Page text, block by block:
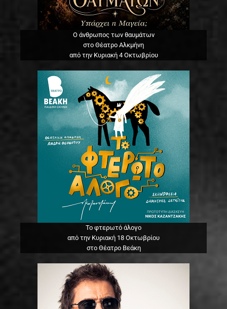
Ο άνθρωπος των θαυμάτων
στο Θέατρο Αλκμήνη
από την Κυριακή 4 Οκτωβρίου
Το φτερωτό άλογο
από την Κυριακή 18 Οκτωβρίου
στο Θέατρο Βεάκη